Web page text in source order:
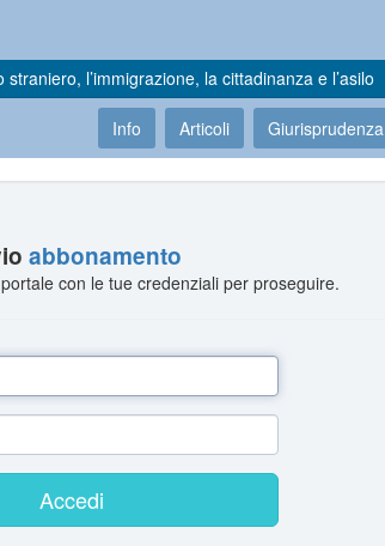
l’immigrazione, la cittadinanza e l’asilo
Info Articoli Giurisprudenza
abbonamento
con le tue credenziali per proseguire.
Accedi